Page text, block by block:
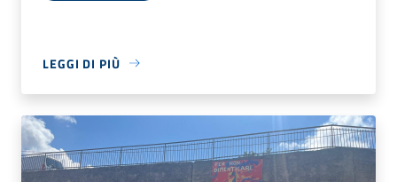
LEGGI DI PIÙ